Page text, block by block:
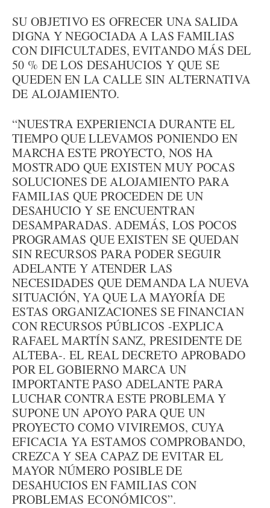
SU OBJETIVO ES OFRECER UNA SALIDA
DIGNA Y NEGOCIADA A LAS FAMILIAS
CON DIFICULTADES, EVITANDO MÁS DEL
50 % DE LOS DESAHUCIOS Y QUE SE
QUEDEN EN LA CALLE SIN ALTERNATIVA
DE ALOJAMIENTO.
“NUESTRA EXPERIENCIA DURANTE EL
TIEMPO QUE LLEVAMOS PONIENDO EN
MARCHA ESTE PROYECTO, NOS HA
MOSTRADO QUE EXISTEN MUY POCAS
SOLUCIONES DE ALOJAMIENTO PARA
FAMILIAS QUE PROCEDEN DE UN
DESAHUCIO Y SE ENCUENTRAN
DESAMPARADAS. ADEMÁS, LOS POCOS
PROGRAMAS QUE EXISTEN SE QUEDAN
SIN RECURSOS PARA PODER SEGUIR
ADELANTE Y ATENDER LAS
NECESIDADES QUE DEMANDA LA NUEVA
SITUACIÓN, YA QUE LA MAYORÍA DE
ESTAS ORGANIZACIONES SE FINANCIAN
CON RECURSOS PÚBLICOS -EXPLICA
RAFAEL MARTÍN SANZ, PRESIDENTE DE
ALTEBA-. EL REAL DECRETO APROBADO
POR EL GOBIERNO MARCA UN
IMPORTANTE PASO ADELANTE PARA
LUCHAR CONTRA ESTE PROBLEMA Y
SUPONE UN APOYO PARA QUE UN
PROYECTO COMO VIVIREMOS, CUYA
EFICACIA YA ESTAMOS COMPROBANDO,
CREZCA Y SEA CAPAZ DE EVITAR EL
MAYOR NÚMERO POSIBLE DE
DESAHUCIOS EN FAMILIAS CON
PROBLEMAS ECONÓMICOS”.